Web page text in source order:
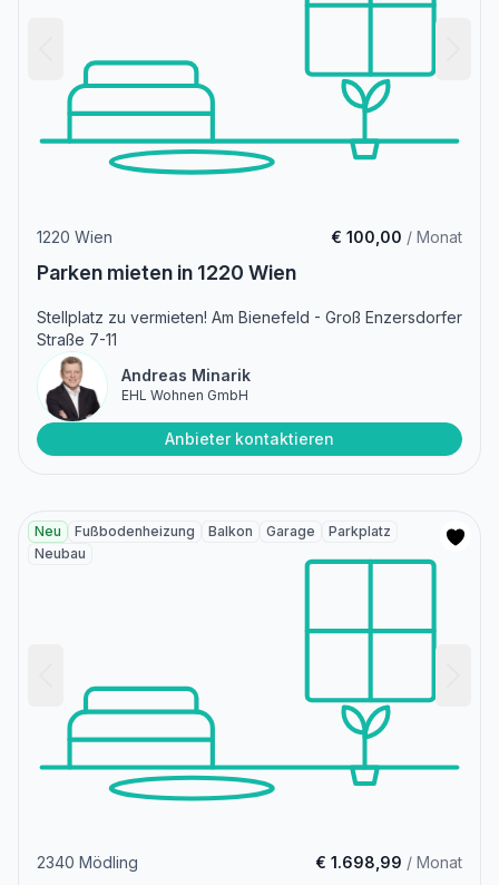
1220 Wien € 100,00 / Monat
Parken mieten in 1220 Wien
Stellplatz zu vermieten! Am Bienefeld - Groß Enzersdorfer
Straße 7-11
Andreas Minarik
EHL Wohnen GmbH
Anbieter kontaktieren
Neu Fußbodenheizung Balkon Garage
Parkplatz
Neubau
2340 Mödling € 1.698,99 / Monat